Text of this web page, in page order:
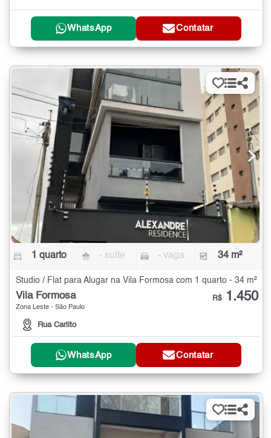
WhatsApp Contatar
1 quarto - suíte - vaga 34 m²
Studio / Flat para Alugar na Vila Formosa com 1 quarto - 34 m²
Vila Formosa
Zona Leste - São Paulo
Rua Carlito
R$ 1.450
WhatsApp Contatar